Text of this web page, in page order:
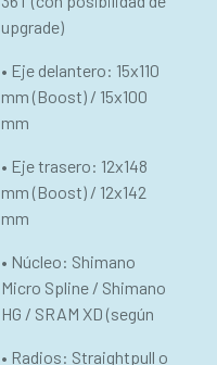
upgrade)
• Eje delantero: 15x110
mm (Boost) / 15x100
mm
• Eje trasero: 12x148
mm (Boost) / 12x142
mm
• Núcleo: Shimano
Micro Spline / Shimano
HG / SRAM XD (según
• Radios: Straightpull o